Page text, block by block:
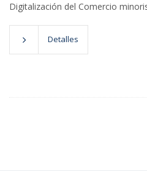
Digitalización del Comercio
Detalles